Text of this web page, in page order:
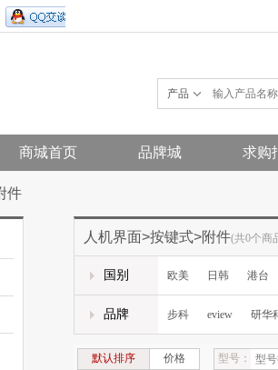
产品
商城首页 品牌城 求购
件
人机界面>按键式>附件(共0个商
国别 欧美 日韩 港台
品牌 步科 eview 研华
默认排序 价格 型号：